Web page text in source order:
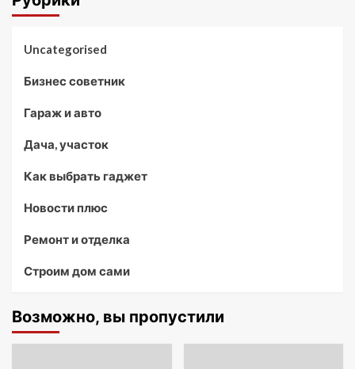
Uncategorised
Бизнес советник
Гараж и авто
Дача, участок
Как выбрать гаджет
Новости плюс
Ремонт и отделка
Строим дом сами
Возможно, вы пропустили